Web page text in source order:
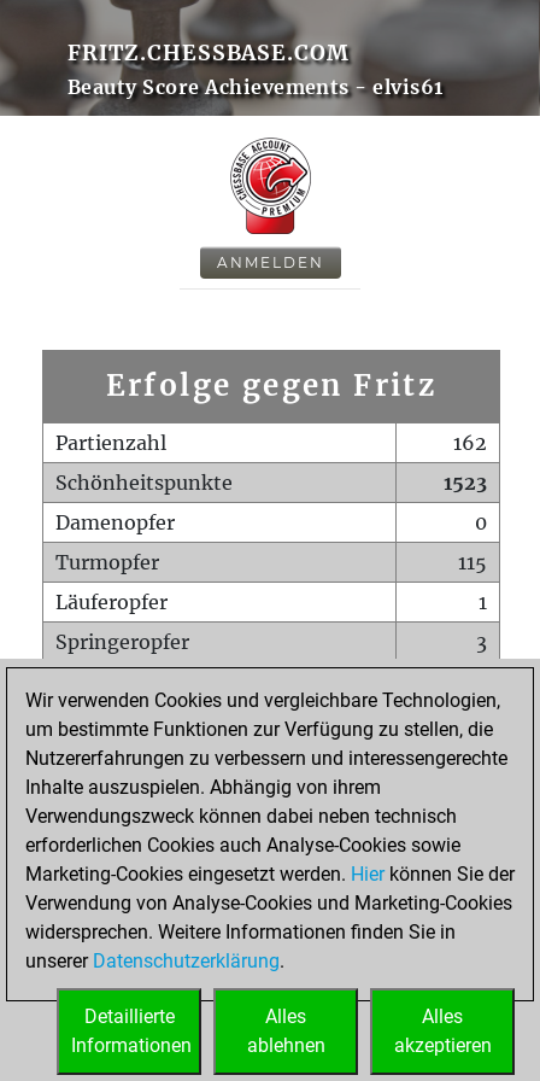
FRITZ.CHESSBASE.COM
Beauty Score Achievements - elvis61
ANMELDEN
Erfolge gegen Fritz
Partienzahl
162
Schönheitspunkte
1523
Damenopfer
0
Turmopfer
115
Läuferopfer
1
Springeropfer
3
Matt auf vollem Brett
0
Bauer setzt Matt
0
Erstickte Matts
Unterverwandlungen
Türme auf der siebten
0
STARTSEITE
Wir verwenden Cookies und vergleichbare Technologien,
um bestimmte Funktionen zur Verfügung zu stellen, die
Nutzererfahrungen zu verbessern und interessengerechte
Inhalte auszuspielen. Abhängig von ihrem
Verwendungszweck können dabei neben technisch
erforderlichen Cookies auch Analyse-Cookies sowie
Marketing-Cookies eingesetzt werden. Hierkönnen Sie der
Verwendung von Analyse-Cookies und Marketing-Cookies
widersprechen. Weitere Informationen finden Sie in
unserer Datenschutzerklärung.
Alles
akzeptieren
Alles
ablehnen
Detaillierte
Informationen